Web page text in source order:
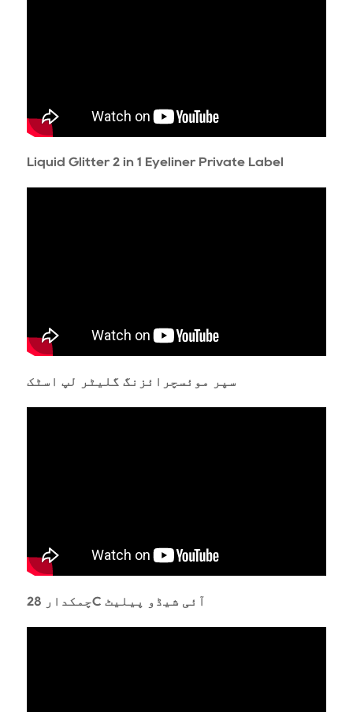
Liquid Glitter 2 in 1 Eyeliner Private Label
سپر موئسچرائزنگ گلیٹر لپ اسٹک
چمکدار 28C آئی شیڈو پیلیٹ